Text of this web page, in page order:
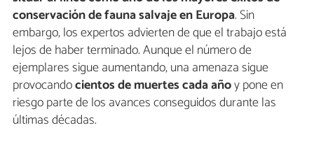
conservación de fauna salvaje en Europa. Sin
embargo, los expertos advierten de que el trabajo está
lejos de haber terminado. Aunque el número de
ejemplares sigue aumentando, una amenaza sigue
provocandocientos de muertes cada añoy pone en
riesgo parte de los avances conseguidos durante las
últimas décadas.